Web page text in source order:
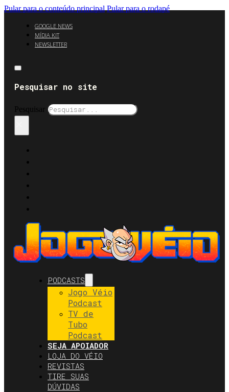
Pular para o conteúdo principal Pular para o rodapé
GOOGLE NEWS
MÍDIA KIT
NEWSLETTER
Pesquisar no site
Pesquisar
PODCASTS
Jogo Véio
Podcast
TV de
Tubo
Podcast
SEJA APOIADOR
LOJA DO VÉIO
REVISTAS
TIRE SUAS
DÚVIDAS